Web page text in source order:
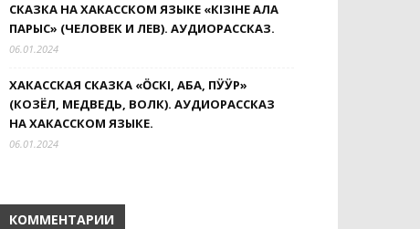
СКАЗКА НА ХАКАССКОМ ЯЗЫКЕ «КIЗIНЕҢ АЛА
ПАРЫС» (ЧЕЛОВЕК И ЛЕВ). АУДИОРАССКАЗ.
06.01.2024
ХАКАССКАЯ СКАЗКА «ӦСКI, АБА, ПӰӰР»
(КОЗЁЛ, МЕДВЕДЬ, ВОЛК). АУДИОРАССКАЗ
НА ХАКАССКОМ ЯЗЫКЕ.
06.01.2024
КОММЕНТАРИИ